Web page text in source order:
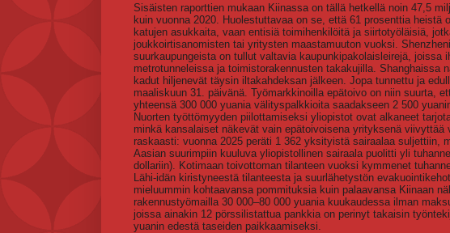
Sisäisten raporttien mukaan Kiinassa on tällä hetkellä noin 47,5
kuin vuonna 2020. Huolestuttavaa on se, että 61 prosenttia heistä
katujen asukkaita, vaan entisiä toimihenkilöitä ja siirtotyöläisiä,
joukkoirtisanomisten tai yritysten maastamuuton vuoksi.
suurkaupungeista on tullut valtavia kaupunkipakolaisleirejä, joissa
metrotunneleissa ja toimistorakennusten takakujilla. Shanghaissa
kadut hiljenevät täysin iltakahdeksan jälkeen. Jopa tunnettu ja
maaliskuun 31. päivänä. Työmarkkinoilla epätoivo on niin suurta,
yhteensä 300 000 yuania välityspalkkioita saadakseen 2 500
Nuorten työttömyyden piilottamiseksi yliopistot ovat alkaneet
minkä kansalaiset näkevät vain epätoivoisena yrityksenä
raskaasti: vuonna 2025 peräti 1 362 yksityistä sairaalaa suljettiin,
Aasian suurimpiin kuuluva yliopistollinen sairaala puolitti yli
dollariin). Kotimaan toivottoman tilanteen vuoksi kymmenet
Lähi-idän kiristyneestä tilanteesta ja suurlähetystön
mieluummin kohtaavansa pommituksia kuin palaavansa Kiinaan
rakennustyömailla 30 000–80 000 yuania kuukaudessa ilman
joissa ainakin 12 pörssilistattua pankkia on perinyt takaisin
yuanin edestä taseiden paikkaamiseksi.